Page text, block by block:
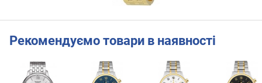
Рекомендуємо товари в наявності